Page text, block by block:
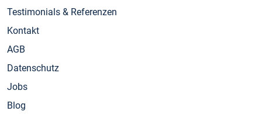
Testimonials & Referenzen
Kontakt
AGB
Datenschutz
Jobs
Blog